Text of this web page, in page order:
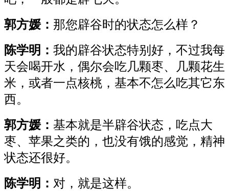
郭方媛： 那您辟谷时的状态怎么样？
陈学明： 我的辟谷状态特别好，不过我每
天会喝开水，偶尔会吃几颗枣、几颗花生
米，或者一点核桃，基本不怎么吃其它东
西。
郭方媛： 基本就是半辟谷状态，吃点大
枣、苹果之类的，也没有饿的感觉，精神
状态还很好。
陈学明： 对，就是这样。